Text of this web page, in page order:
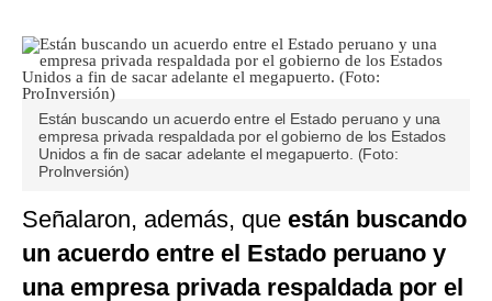
Están buscando un acuerdo entre el Estado peruano y una
empresa privada respaldada por el gobierno de los Estados
Unidos a fin de sacar adelante el megapuerto. (Foto:
ProInversión)
Señalaron, además, que están buscando
un acuerdo entre el Estado peruano y
una empresa privada respaldada por el